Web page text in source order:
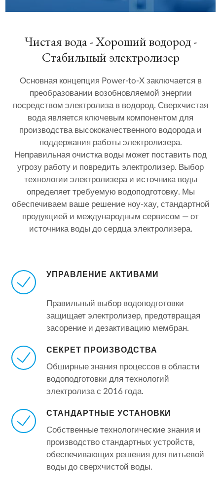
Чистая вода - Хороший водород -
Стабильный электролизер
Основная концепция Power-to-X заключается в
преобразовании возобновляемой энергии
посредством электролиза в водород. Сверхчистая
вода является ключевым компонентом для
производства высококачественного водорода и
поддержания работы электролизера.
Неправильная очистка воды может поставить под
угрозу работу и повредить электролизер. Выбор
технологии электролизера и источника воды
определяет требуемую водоподготовку. Мы
обеспечиваем ваше решение ноу-хау, стандартной
продукцией и международным сервисом — от
источника воды до сердца электролизера.
УПРАВЛЕНИЕ АКТИВАМИ
Правильный выбор водоподготовки
защищает электролизер, предотвращая
засорение и дезактивацию мембран.
СЕКРЕТ ПРОИЗВОДСТВА
Обширные знания процессов в области
водоподготовки для технологий
электролиза с 2016 года.
СТАНДАРТНЫЕ УСТАНОВКИ
Собственные технологические знания и
производство стандартных устройств,
обеспечивающих решения для питьевой
воды до сверхчистой воды.